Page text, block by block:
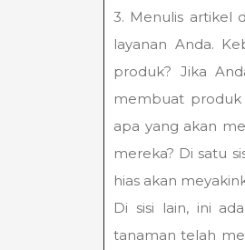
3. Menulis artikel
layanan Anda.
produk? Jika
membuat
apa yang akan
mereka? Di satu
hias akan
Di sisi lain, ini
tanaman telah